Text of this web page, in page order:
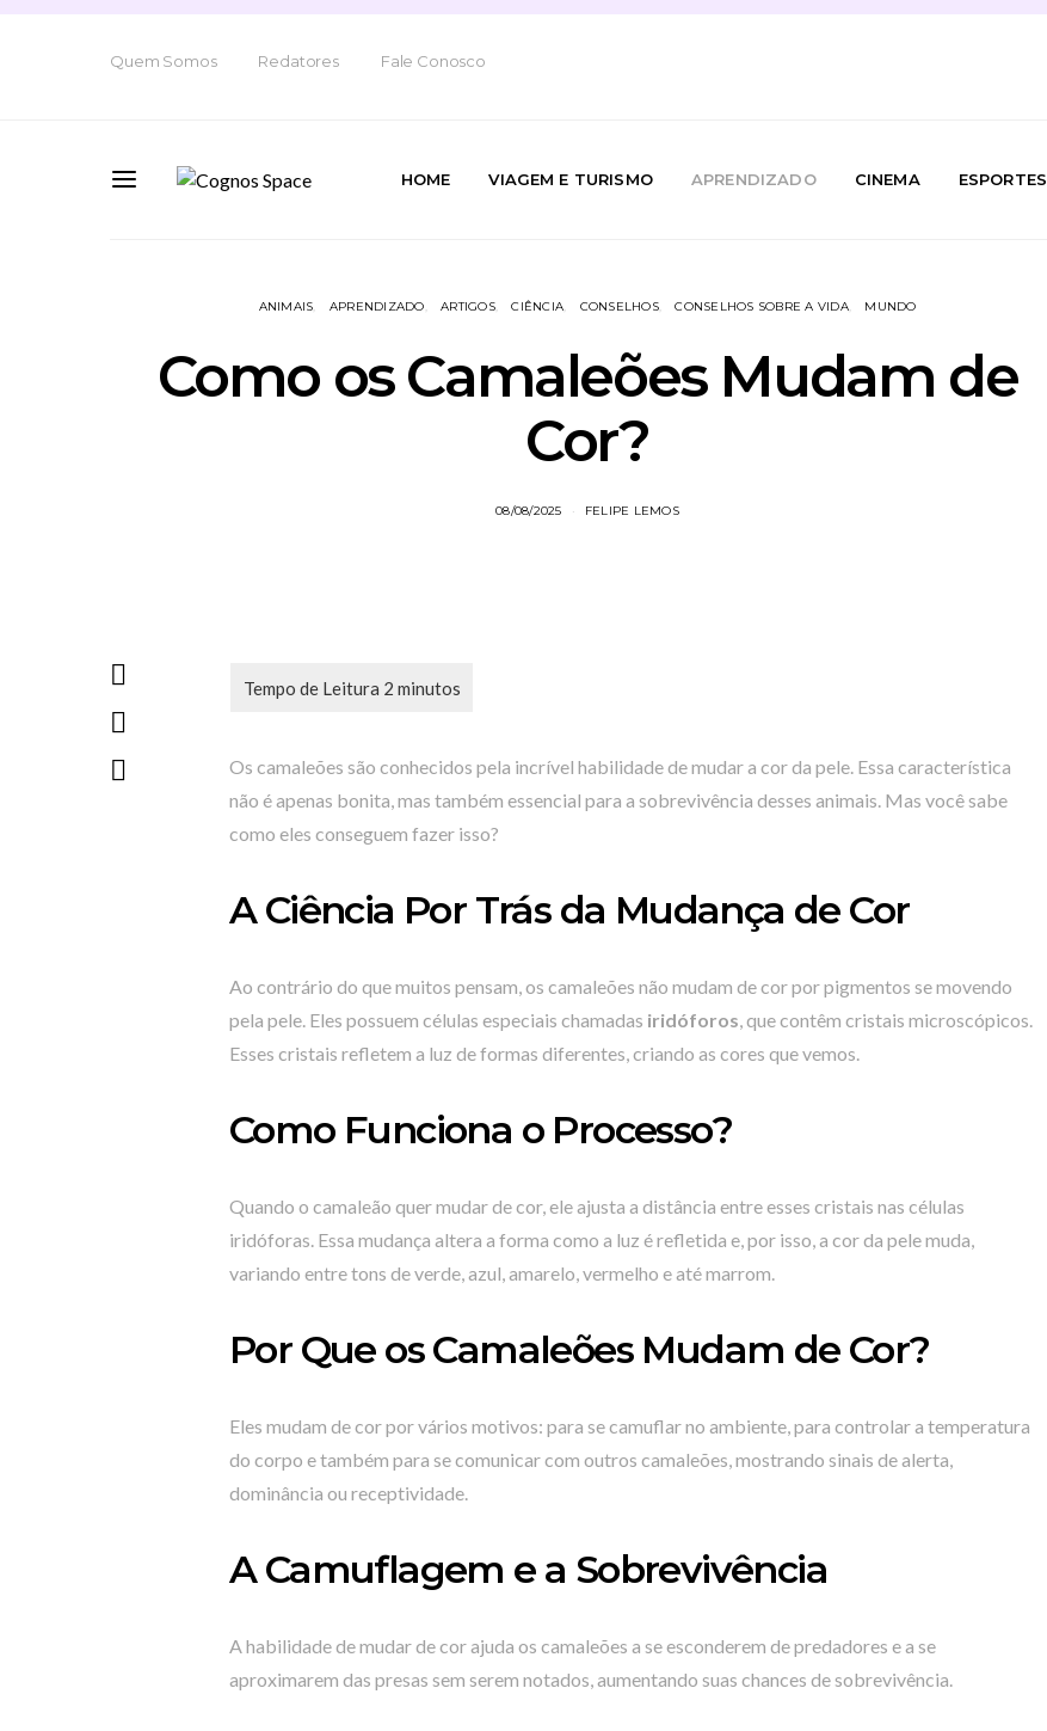
Quem Somos Redatores Fale Conosco
HOME VIAGEM E TURISMO APRENDIZADO CINEMA ESPORTES
ANIMAIS APRENDIZADO ARTIGOS CIÊNCIA CONSELHOS CONSELHOS SOBRE A VIDA MUNDO
Como os Camaleões Mudam de
Cor?
08/08/2025 FELIPE LEMOS
Os camaleões são conhecidos pela incrível habilidade de mudar a cor da pele. Essa característica
não é apenas bonita, mas também essencial para a sobrevivência desses animais. Mas você sabe
como eles conseguem fazer isso?
A Ciência Por Trás da Mudança de Cor
Ao contrário do que muitos pensam, os camaleões não mudam de cor por pigmentos se movendo
pela pele. Eles possuem células especiais chamadas iridóforos, que contêm cristais microscópicos.
Esses cristais refletem a luz de formas diferentes, criando as cores que vemos.
Como Funciona o Processo?
Quando o camaleão quer mudar de cor, ele ajusta a distância entre esses cristais nas células
iridóforas. Essa mudança altera a forma como a luz é refletida e, por isso, a cor da pele muda,
variando entre tons de verde, azul, amarelo, vermelho e até marrom.
Por Que os Camaleões Mudam de Cor?
Eles mudam de cor por vários motivos: para se camuflar no ambiente, para controlar a temperatura
do corpo e também para se comunicar com outros camaleões, mostrando sinais de alerta,
dominância ou receptividade.
A Camuflagem e a Sobrevivência
A habilidade de mudar de cor ajuda os camaleões a se esconderem de predadores e a se
aproximarem das presas sem serem notados, aumentando suas chances de sobrevivência.